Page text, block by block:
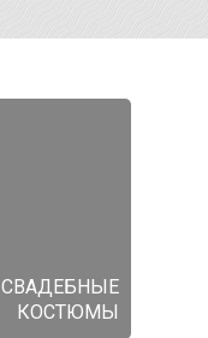
СВАДЕБНЫЕ
КОСТЮМЫ